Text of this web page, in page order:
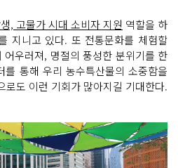
, 고물가 시대 소비자 지원 역할을 하
지니고 있다. 또 전통문화를 체험할
우러져, 명절의 풍성한 분위기를 한
를 통해 우리 농수특산물의 소중함을
로도 이런 기회가 많아지길 기대한다.